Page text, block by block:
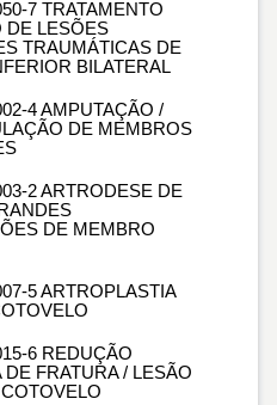
7 TRATAMENTO
DE LESÕES
TRAUMÁTICAS DE
BILATERAL
4 AMPUTAÇÃO /
DE MEMBROS
2 ARTRODESE DE
DE MEMBRO
5 ARTROPLASTIA
6 REDUÇÃO
DE FRATURA / LESÃO